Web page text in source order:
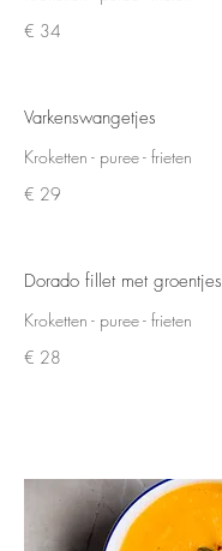
€ 34
Varkenswangetjes
Kroketten - puree - frieten
€ 29
Dorado fillet met groentjes
Kroketten - puree - frieten
€ 28